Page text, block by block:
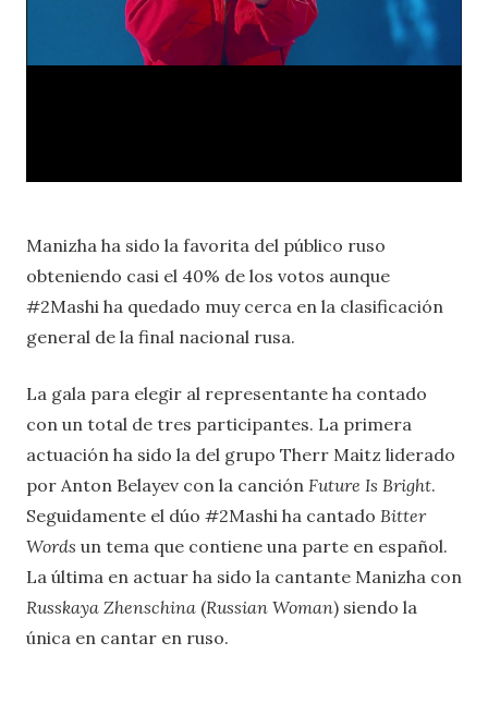
Manizha ha sido la favorita del público ruso
obteniendo casi el 40% de los votos aunque
#2Mashi ha quedado muy cerca en la clasificación
general de la final nacional rusa.
La gala para elegir al representante ha contado
con un total de tres participantes. La primera
actuación ha sido la del grupo Therr Maitz liderado
por Anton Belayev con la canción Future Is Bright.
Seguidamente el dúo #2Mashi ha cantado Bitter
Words un tema que contiene una parte en español.
La última en actuar ha sido la cantante Manizha con
Russkaya Zhenschina (Russian Woman) siendo la
única en cantar en ruso.